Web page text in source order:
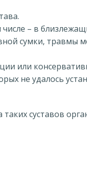
– в
сумки, травмы
или
не удалось
суставов